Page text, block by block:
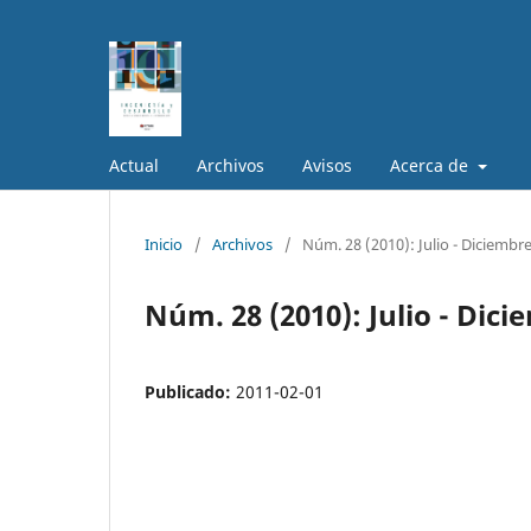
Actual Archivos Avisos Acerca de
Inicio / Archivos / Núm. 28 (2010): Julio - Diciembre
Núm. 28 (2010): Julio -
Publicado: 2011-02-01